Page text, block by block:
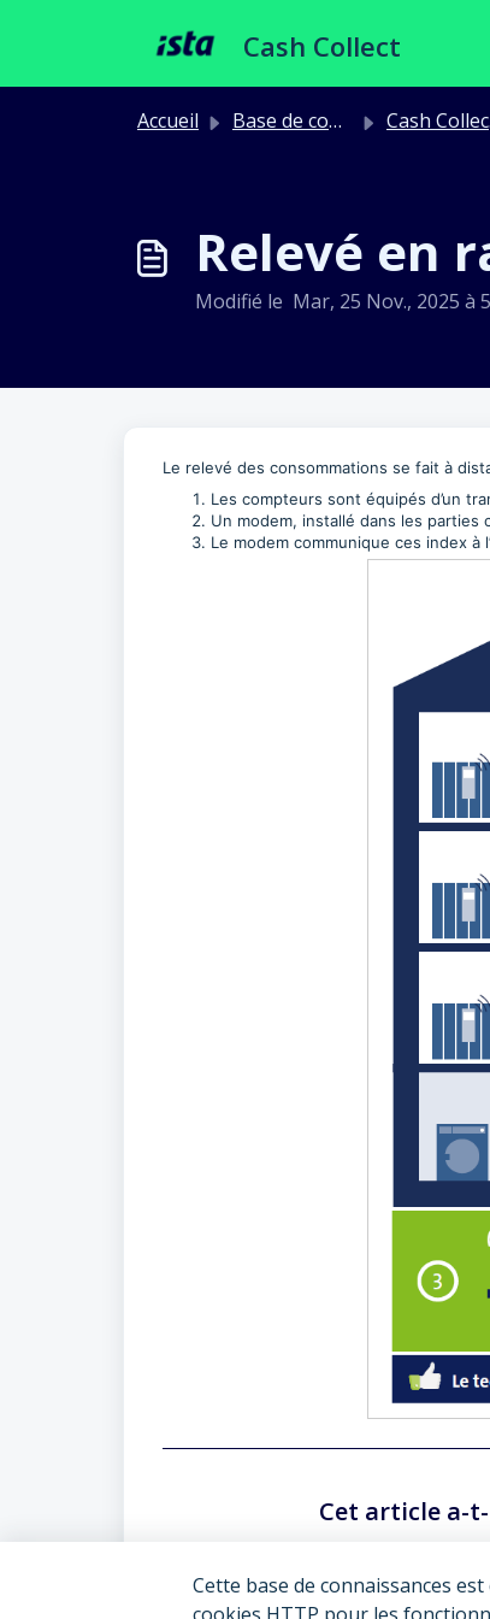
Cash Collect
Accueil Base de connaissances Cash Collect - Compteurs
Relevé en
Modifié le Mar, 25 Nov., 2025 à
Le relevé des consommations se fait à
Les compteurs sont équipés d’un
Un modem, installé dans les parties
Le modem communique ces index à
Cet article a-
Cette base de connaissances